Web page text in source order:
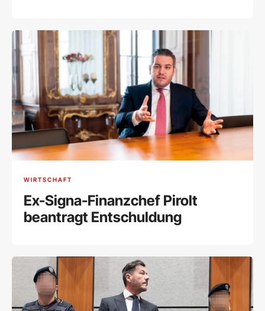
WIRTSCHAFT
Ex-Signa-Finanzchef Pirolt
beantragt Entschuldung